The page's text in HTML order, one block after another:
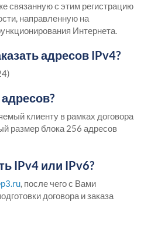
связанную с этим регистрацию
направленную на
Интернета.
адресов IPv4?
клиенту в рамках договора
размер блока 256 адресов
IPv4 или IPv6?
, после чего с Вами
договора и заказа